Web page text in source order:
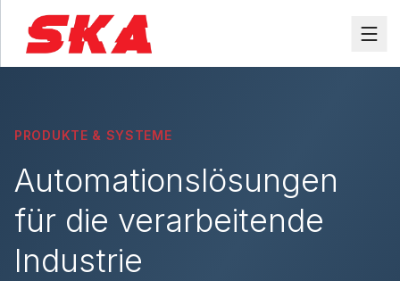
Zum Hauptinhalt springen
PRODUKTE & SYSTEME
Automationslösungen
für die verarbeitende
Industrie